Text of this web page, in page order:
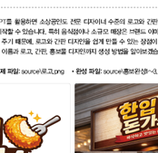
작성 7가지 법칙
영상을 만들면?
성법
생성하기